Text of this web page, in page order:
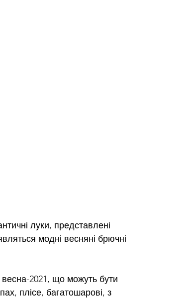
луки, представлені
модні весняні брючні
весна-2021, що можуть бути
плісе, багатошарові, з